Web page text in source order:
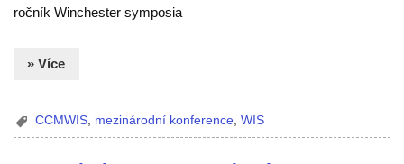
ročník Winchester symposia
» Více
CCMWIS, mezinárodní konference,WIS